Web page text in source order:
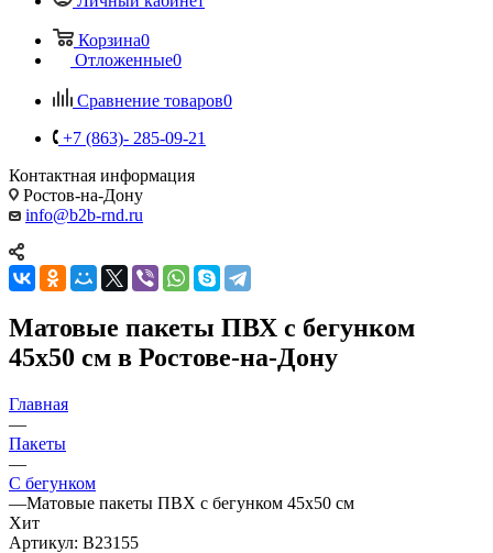
Корзина0
Отложенные0
Сравнение товаров0
+7 (863)- 285-09-21
Контактная информация
Ростов-на-Дону
info@b2b-rnd.ru
Матовые пакеты ПВХ с бегунком
45х50 см в Ростове-на-Дону
Главная
—
Пакеты
—
С бегунком
—Матовые пакеты ПВХ с бегунком 45х50 см
Хит
Артикул: B23155